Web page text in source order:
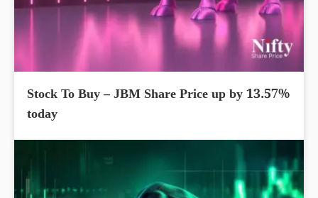
Stock To Buy – JBM Share Price up by 13.57%
today